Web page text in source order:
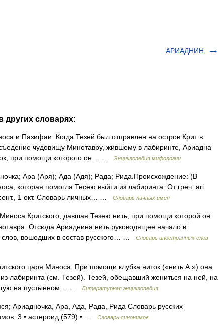
АРИАДНИН
словарях:
и Пазифаи. Когда Тезей был отправлен на остров Крит в
чудовищу Минотавру, жившему в лабиринте, Ариадна
при помощи которого он… …
Энциклопедия мифологии
Ара (Аря); Ада (Адя); Рада; Рида.Происхождение: (В
которая помогла Тесею выйти из лабиринта. От греч. ari
1 окт. Словарь личных… …
Словарь личных имен
Критского, давшая Тезею нить, при помощи которой он
Отсюда Ариаднина нить руководящее начало в
вошедших в состав русского… …
Словарь иностранных слов
царя Миноса. При помощи клубка ниток («нить А.») она
лабиринта (см. Тезей). Тезей, обещавший жениться на ней, на
на пустынном… …
Литературная энциклопедия
Ариадночка, Ара, Ада, Рада, Рида Словарь русских
3 • астероид (579) • …
Словарь синонимов